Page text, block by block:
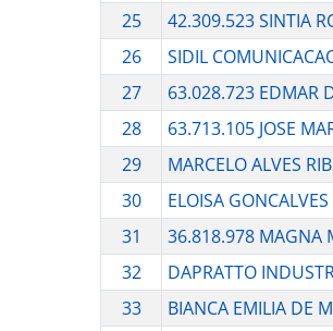
25
42.309.523 SINTIA
26
SIDIL
27
63.028.723 EDMAR
28
63.713.105 JOSE
29
MARCELO ALVES
30
ELOISA
31
36.818.978 MAGNA
32
DAPRATTO
33
BIANCA EMILIA DE